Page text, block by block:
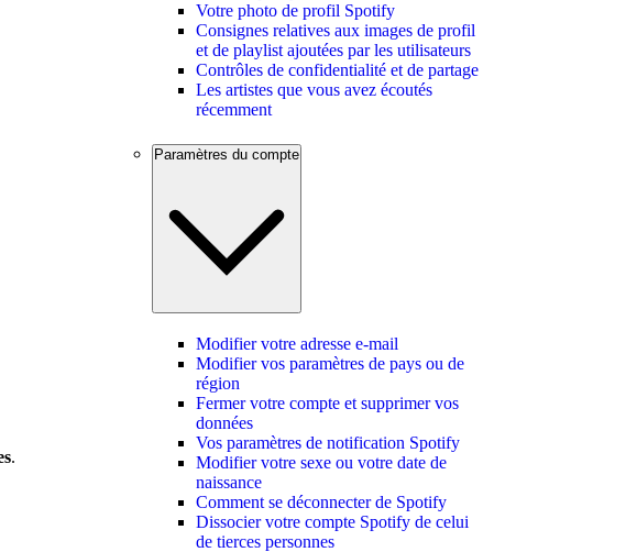
.
Votre photo de profil Spotify
Consignes relatives aux images de profil
et de playlist ajoutées par les utilisateurs
Contrôles de confidentialité et de partage
Les artistes que vous avez écoutés
récemment
Paramètres du compte
Modifier votre adresse e-mail
Modifier vos paramètres de pays ou de
région
Fermer votre compte et supprimer vos
données
Vos paramètres de notification Spotify
Modifier votre sexe ou votre date de
naissance
Comment se déconnecter de Spotify
Dissocier votre compte Spotify de celui
de tierces personnes